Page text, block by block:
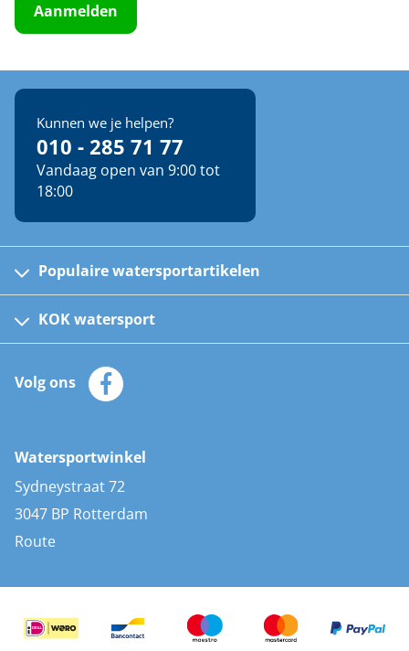
Aanmelden
Kunnen we je helpen?
010 - 285 71 77
Vandaag open van 9:00 tot
18:00
Populaire watersportartikelen
Kinder reddingsvesten
Automatische reddingsvesten
Zeilkleding
Zonnepanelen
AIS transponders
Stootwillen en fenders
Bootkussens
Zwemtrappen
KOK watersport
Klantenservice
Merken
Volg ons
Watersportwinkel
Sydneystraat 72
3047 BP Rotterdam
Route